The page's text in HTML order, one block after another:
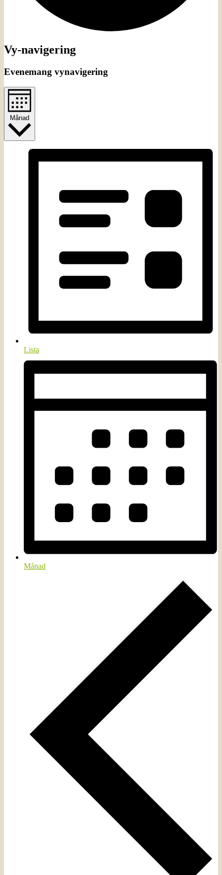
Evenemang
Vy-navigering
Evenemang vynavigering
Månad
Lista
Månad